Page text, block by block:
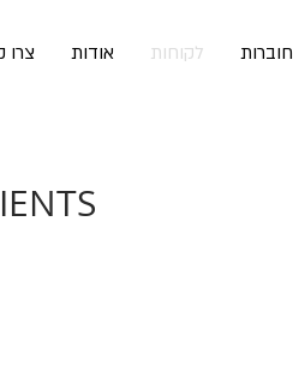
צרו אודות לקוחות חוברות